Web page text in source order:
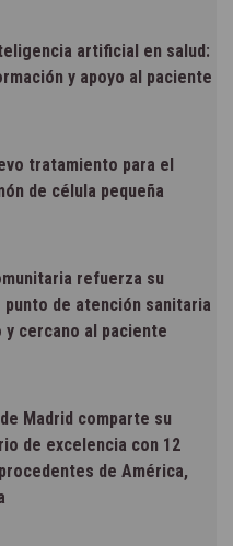
artificial en salud:
y apoyo al paciente
tratamiento para el
de célula pequeña
refuerza su
punto de atención sanitaria
y cercano al paciente
Madrid comparte su
de excelencia con 12
de América,